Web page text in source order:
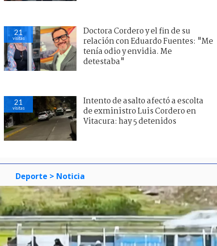
21
visitas
Doctora Cordero y el fin de su
relación con Eduardo Fuentes: "Me
tenía odio y envidia. Me
detestaba"
21
visitas
Intento de asalto afectó a escolta
de exministro Luis Cordero en
Vitacura: hay 5 detenidos
Deporte > Noticia